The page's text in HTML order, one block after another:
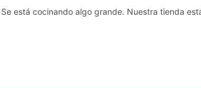
Se está cocinando algo grande. Nuestra tienda